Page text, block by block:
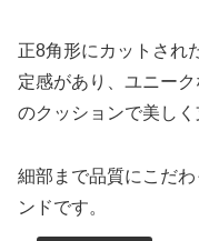
正8角形にカットされ
定感があり、ユニー
のクッションで美しく
細部まで品質にこだ
ンドです。